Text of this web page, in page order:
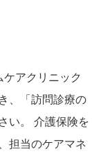
ケアクリニック
、「訪問診療の
い。 介護保険を
担当のケアマネ